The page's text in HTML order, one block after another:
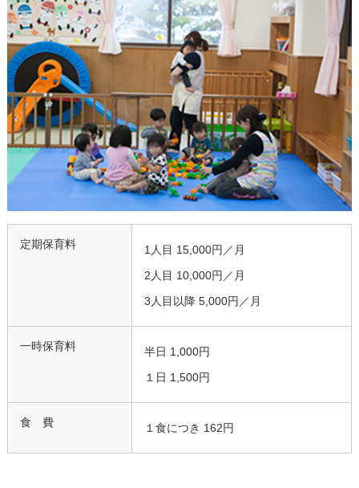
定期保育料
1人目 15,000円／月
2人目 10,000円／月
3人目以降 5,000円／月
一時保育料
半日 1,000円
１日 1,500円
食 費 １食につき 162円